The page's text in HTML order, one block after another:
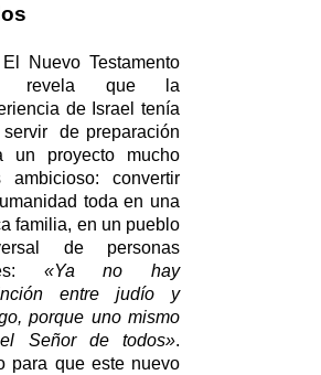
Testamento
revela que la
de Israel tenía
servir de preparación
un proyecto mucho
ambicioso: convertir
toda en una
familia, en un pueblo
de personas
«Ya no hay
entre judío y
porque uno mismo
Señor de todos».
para que este nuevo